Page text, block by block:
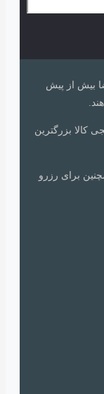
بیش از پیش
کالا بزرگترین
برای رزرو